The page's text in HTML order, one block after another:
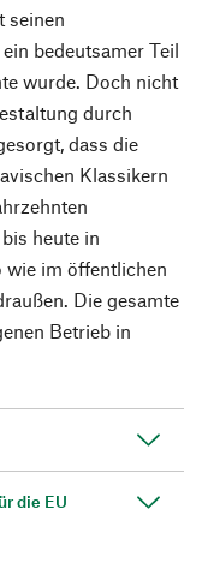
seinen
bedeutsamer Teil
wurde. Doch nicht
durch
dass die
Klassikern
heute in
wie im öffentlichen
Die gesamte
Betrieb in
die EU